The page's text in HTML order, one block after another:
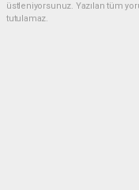
üstleniyorsunuz. Yazılan tüm
tutulamaz.